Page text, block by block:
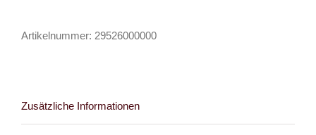
Coin
Artikelnummer: 29526000000
Zusätzliche Informationen